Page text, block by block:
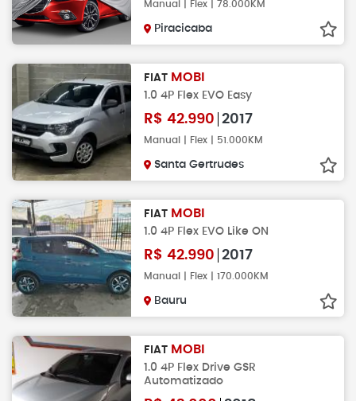
Manual | Flex | 78.000KM
Piracicaba
FIAT MOBI
1.0 4P Flex EVO Easy
R$ 42.990 2017
Manual | Flex | 51.000KM
Santa Gertrudes
FIAT MOBI
1.0 4P Flex EVO Like ON
R$ 42.990 2017
Manual | Flex | 170.000KM
Bauru
FIAT MOBI
1.0 4P Flex Drive GSR
Automatizado